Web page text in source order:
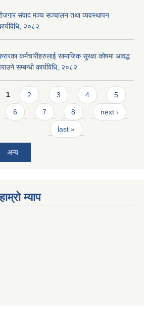
संवाद मञ्च सञ्चालन तथा व्यवस्थापन
२०८२
कर्मचारीहरुलाई सामाजिक सुरक्षा कोषमा आवद्ध
सम्बन्धी कार्यविधि, २०८२
Pages
1 2 3 4 5
6 7 8 next ›
last »
अन्य
हाम्राे म्याप